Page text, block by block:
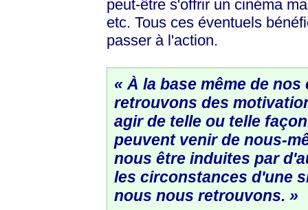
peut-être s'offrir un cinéma
etc. Tous ces éventuels
passer à l'action.
« À la base même de
retrouvons des
agir de telle ou telle
peuvent venir de nous-
nous être induites par
les circonstances d'une
nous nous retrouvons. »